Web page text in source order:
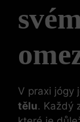
V praxi jógy
tělu. Každý